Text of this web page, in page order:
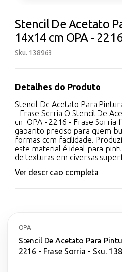
Stencil De Acetato
14x14 cm OPA -
Sku. 138963
Detalhes do Produto
Stencil De Acetato Para
- Frase Sorria O Stencil De
cm OPA - 2216 - Frase Sorria
gabarito preciso para quem
formas com facilidade.
este material é ideal para
de texturas em diversas
Ver descricao completa
OPA
Stencil De Acetato Para
2216 - Frase Sorria - Sku.